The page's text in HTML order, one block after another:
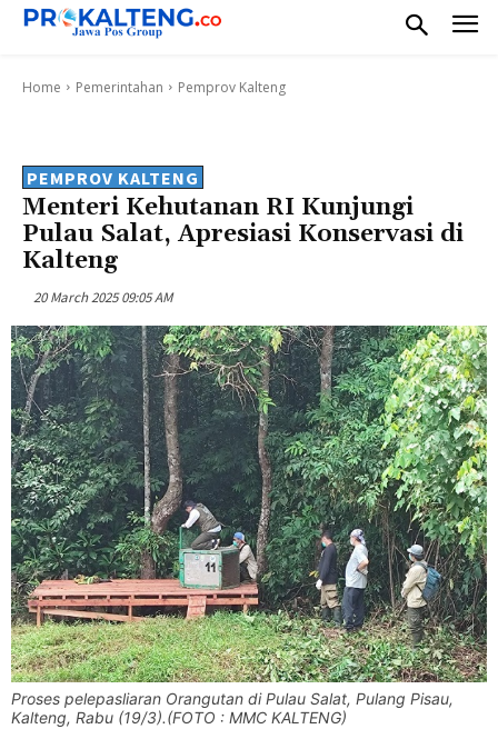
Home Pemerintahan Pemprov Kalteng
PEMPROV KALTENG
Menteri Kehutanan RI Kunjungi
Pulau Salat, Apresiasi Konservasi di
Kalteng
20 March 2025 09:05 AM
Proses pelepasliaran Orangutan di Pulau Salat, Pulang Pisau,
Kalteng, Rabu (19/3).(FOTO : MMC KALTENG)